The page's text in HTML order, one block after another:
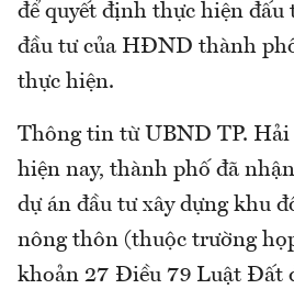
để quyết định thực hiện đấu
đầu tư của HĐND thành
thực hiện.
Thông tin từ UBND TP. Hải
hiện nay, thành phố đã
dự án đầu tư xây dựng khu
nông thôn (thuộc trường
khoản 27 Điều 79 Luật Đất